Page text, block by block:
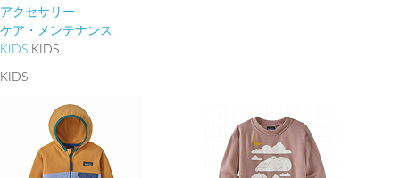
アクセサリー
ケア・メンテナンス
KIDS KIDS
KIDS